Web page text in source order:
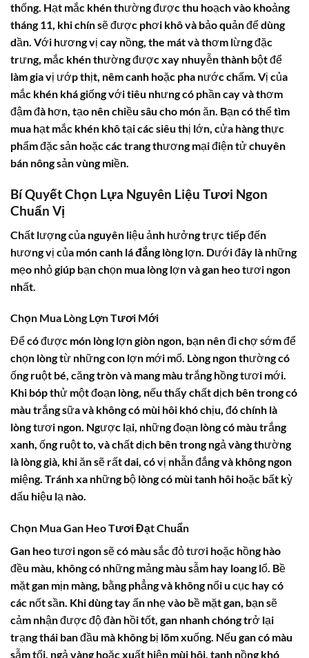
thống. Hạt mắc khén thường được thu hoạch vào khoảng
tháng 11, khi chín sẽ được phơi khô và bảo quản để dùng
dần. Với hương vị cay nồng, the mát và thơm lừng đặc
trưng, mắc khén thường được xay nhuyễn thành bột để
làm gia vị ướp thịt, nêm canh hoặc pha nước chấm. Vị của
mắc khén khá giống với tiêu nhưng có phần cay và thơm
đậm đà hơn, tạo nên chiều sâu cho món ăn. Bạn có thể tìm
mua hạt mắc khén khô tại các siêu thị lớn, cửa hàng thực
phẩm đặc sản hoặc các trang thương mại điện tử chuyên
bán nông sản vùng miền.
Bí Quyết Chọn Lựa Nguyên Liệu Tươi Ngon
Chuẩn Vị
Chất lượng của nguyên liệu ảnh hưởng trực tiếp đến
hương vị của móncanh lá đắnglòng lợn. Dưới đây là những
mẹo nhỏ giúp bạn chọn mua lòng lợn và gan heo tươi ngon
nhất.
Chọn Mua Lòng Lợn Tươi Mới
Để có được món lòng lợn giòn ngon, bạn nên đi chợ sớm để
chọn lòng từ những con lợn mới mổ. Lòng ngon thường có
ống ruột bé, căng tròn và mang màu trắng hồng tươi mới.
Khi bóp thử một đoạn lòng, nếu thấy chất dịch bên trong có
màu trắng sữa và không có mùi hôi khó chịu, đó chính là
lòng tươi ngon. Ngược lại, những đoạn lòng có màu trắng
xanh, ống ruột to, và chất dịch bên trong ngả vàng thường
là lòng già, khi ăn sẽ rất dai, có vị nhẫn đắng và không ngon
miệng. Tránh xa những bộ lòng có mùi tanh hôi hoặc bất kỳ
dấu hiệu lạ nào.
Chọn Mua Gan Heo Tươi Đạt Chuẩn
Gan heo tươi ngon sẽ có màu sắc đỏ tươi hoặc hồng hào
đều màu, không có những mảng màu sẫm hay loang lổ. Bề
mặt gan mịn màng, bằng phẳng và không nổi u cục hay có
các nốt sần. Khi dùng tay ấn nhẹ vào bề mặt gan, bạn sẽ
cảm nhận được độ đàn hồi tốt, gan nhanh chóng trở lại
trạng thái ban đầu mà không bị lõm xuống. Nếu gan có màu
sẫm tối, ngả vàng hoặc xuất hiện mùi hôi, tanh nồng khó